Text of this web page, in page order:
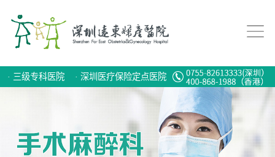
· 三级专科医院 · 深圳医疗保险定点医院